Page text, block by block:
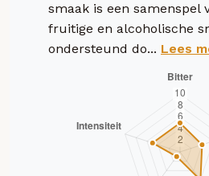
smaak is een samenspel
fruitige en alcoholische
ondersteund do... Lees